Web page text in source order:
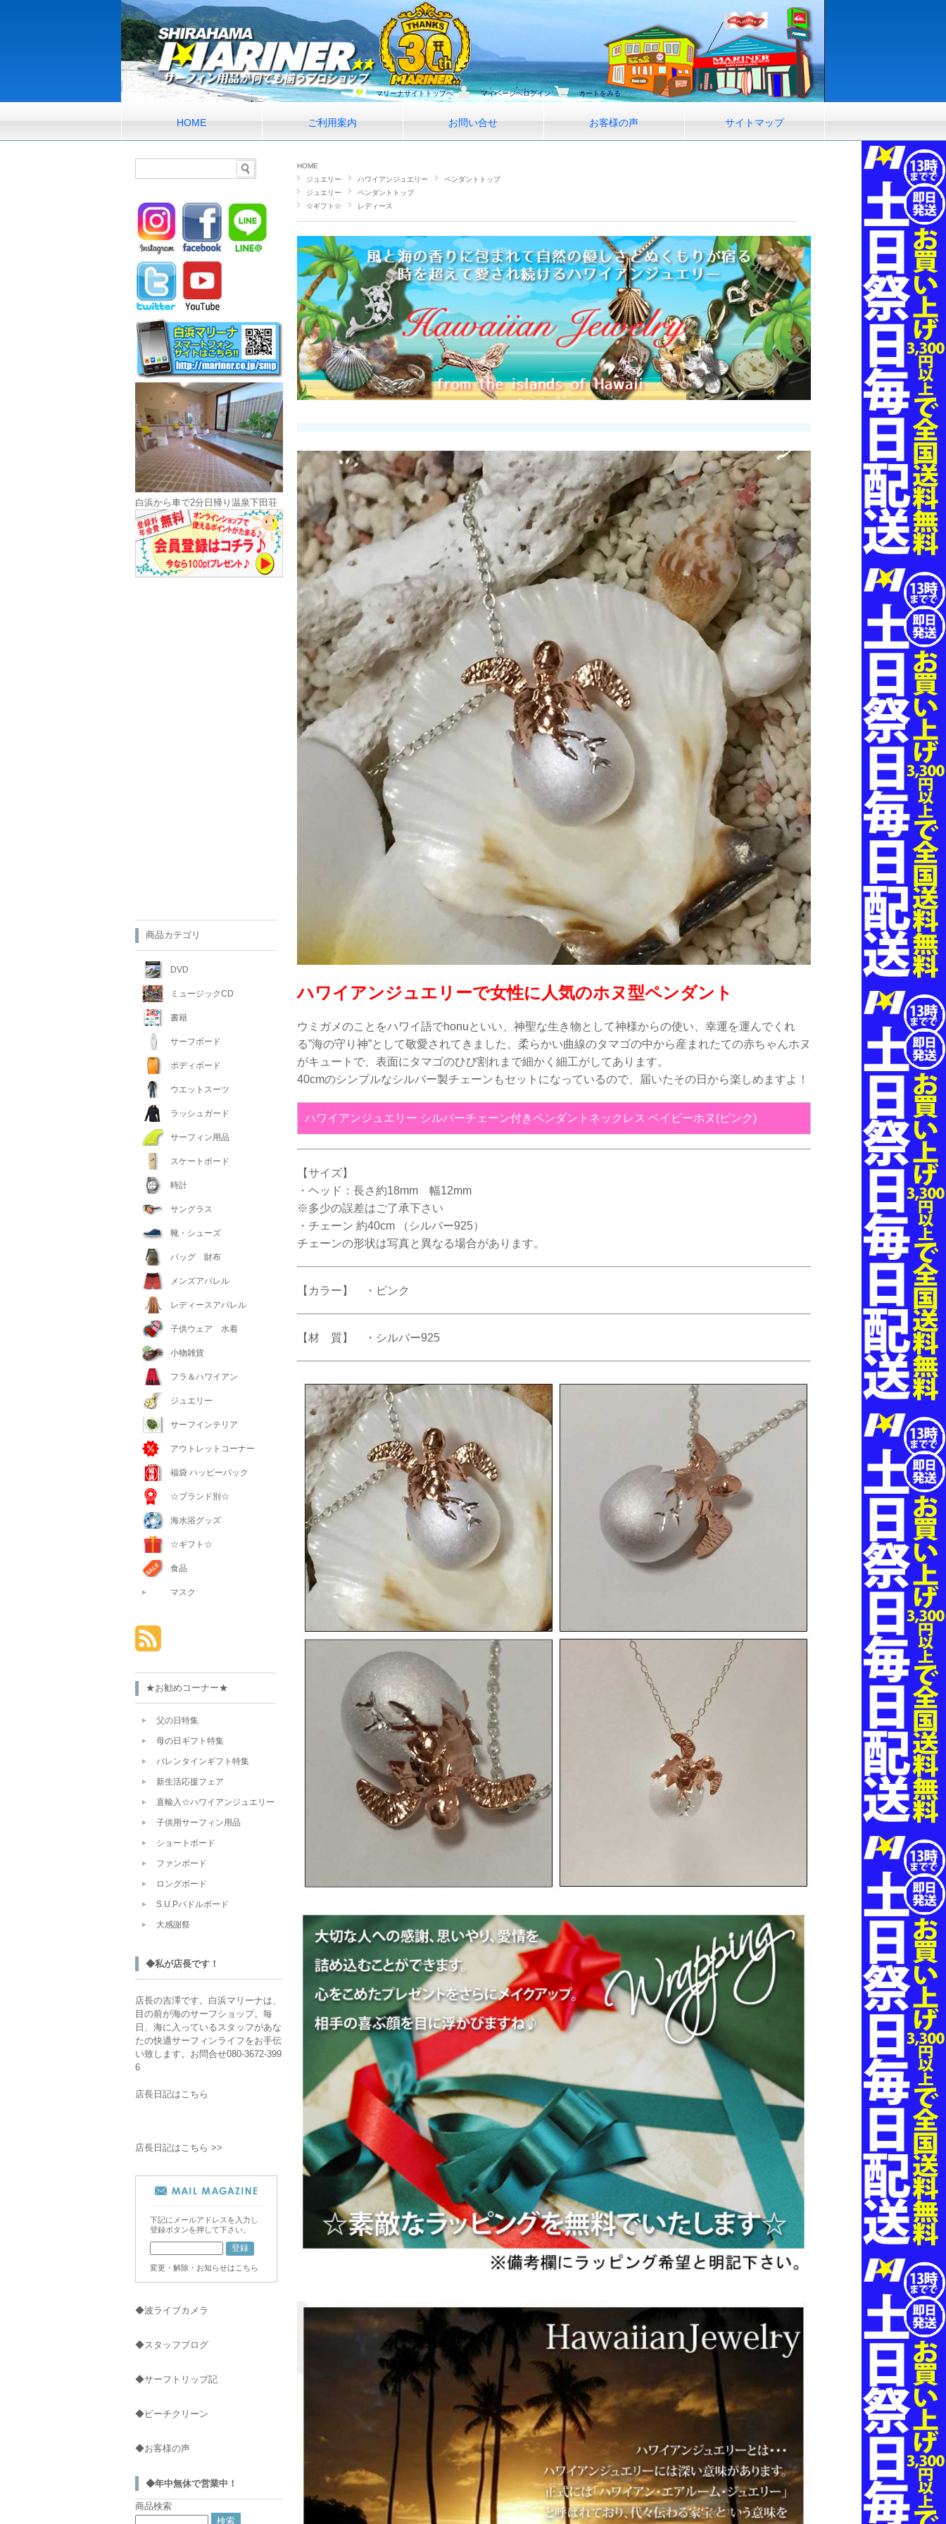
マリーナサイトトップへ マイページへログイン カートをみる
HOME ご利用案内 お問い合せ お客様の声 サイトマップ
HOME
ジュエリー
ハワイアンジュエリー
ペンダントトップ
ジュエリー
ペンダントトップ
☆ギフト☆
レディース
ハワイアンジュエリーで女性に人気のホヌ型ペンダント
ウミガメのことをハワイ語でhonuといい、神聖な生き物として神様からの使い、幸運を運んでくれ
る”海の守り神”として敬愛されてきました。柔らかい曲線のタマゴの中から産まれたての赤ちゃんホヌ
がキュートで、表面にタマゴのひび割れまで細かく細工がしてあります。
40cmのシンプルなシルバー製チェーンもセットになっているので、届いたその日から楽しめますよ！
ハワイアンジュエリー シルバーチェーン付きペンダントネックレス ベイビーホヌ(ピンク)
【サイズ】
・ヘッド：長さ約18mm 幅12mm
※多少の誤差はご了承下さい
・チェーン 約40cm （シルバー925）
チェーンの形状は写真と異なる場合があります。
【カラー】 ・ピンク
【材 質】 ・シルバー925
白浜から車で2分日帰り温泉下田荘
商品カテゴリ
DVD
ミュージックCD
書籍
サーフボード
ボディボード
ウエットスーツ
ラッシュガード
サーフィン用品
スケートボード
時計
サングラス
靴・シューズ
バッグ 財布
メンズアパレル
レディースアパレル
子供ウェア 水着
小物雑貨
フラ＆ハワイアン
ジュエリー
サーフインテリア
アウトレットコーナー
福袋 ハッピーバック
☆ブランド別☆
海水浴グッズ
☆ギフト☆
食品
マスク
★お勧めコーナー★
父の日特集
母の日ギフト特集
バレンタインギフト特集
新生活応援フェア
直輸入☆ハワイアンジュエリー
子供用サーフィン用品
ショートボード
ファンボード
ロングボード
S.U.Pパドルボード
大感謝祭
◆私が店長です！
店長の吉澤です。白浜マリーナは、
目の前が海のサーフショップ。毎
日、海に入っているスタッフがあな
たの快適サーフィンライフをお手伝
い致します。お問合せ080-3672-399
6
店長日記はこちら
店長日記はこちら >>
下記にメールアドレスを入力し
登録ボタンを押して下さい。
変更・解除・お知らせはこちら
◆波ライブカメラ
◆スタッフブログ
◆サーフトリップ記
◆ビーチクリーン
◆お客様の声
◆年中無休で営業中！
商品検索